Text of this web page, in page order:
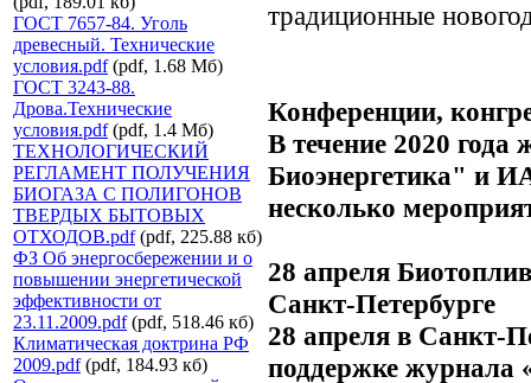
ГОСТ 7657-84. Уголь
древесный. Технические
условия.pdf(pdf, 1.68 Мб)
ГОСТ 3243-88.
Дрова.Технические
условия.pdf(pdf, 1.4 Мб)
ТЕХНОЛОГИЧЕСКИЙ
РЕГЛАМЕНТ ПОЛУЧЕНИЯ
БИОГАЗА С ПОЛИГОНОВ
ТВЕРДЫХ БЫТОВЫХ
ОТХОДОВ.pdf(pdf, 225.88 кб)
ФЗ Об энергосбережении и о
повышении энергетической
эффективности от
23.11.2009.pdf(pdf, 518.46 кб)
Климатическая доктрина РФ
2009.pdf(pdf, 184.93 кб)
традиционные
Конференции,
В течение 2020
Биоэнергетика" и
несколько
28 апреля
Санкт-Петербурге
28 апреля в
поддержке журнала